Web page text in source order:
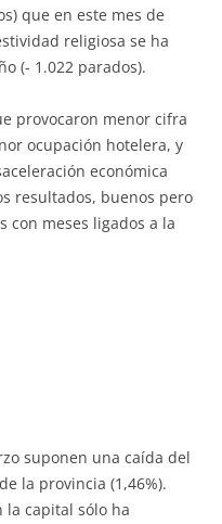
que en este mes de
religiosa se ha
(- 1.022 parados).
provocaron menor cifra
ocupación hotelera, y
económica
resultados, buenos pero
con meses ligados a la
suponen una caída del
la provincia (1,46%).
la capital sólo ha